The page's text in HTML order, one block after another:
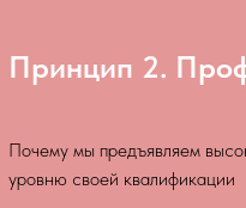
Принцип 2.
Почему мы предъявляем
уровню своей квалификации